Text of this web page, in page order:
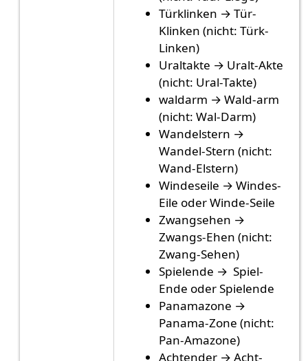
Türklinken → Tür-
Klinken (nicht: Türk-
Linken)
Uraltakte → Uralt-Akte
(nicht: Ural-Takte)
waldarm → Wald-arm
(nicht: Wal-Darm)
Wandelstern →
Wandel-Stern (nicht:
Wand-Elstern)
Windeseile → Windes-
Eile oder Winde-Seile
Zwangsehen →
Zwangs-Ehen (nicht:
Zwang-Sehen)
Spielende → Spiel-
Ende oder Spielende
Panamazone →
Panama-Zone (nicht:
Pan-Amazone)
Achtender → Acht-